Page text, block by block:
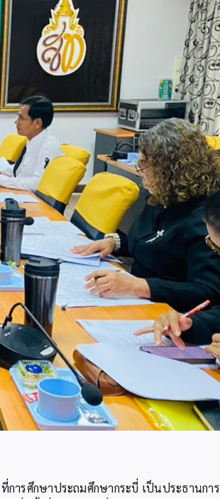
ารศึกษาประถมศึกษากระบี่ เป็นประธานการ